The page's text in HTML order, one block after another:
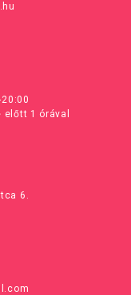
előtt 1 órával
6.